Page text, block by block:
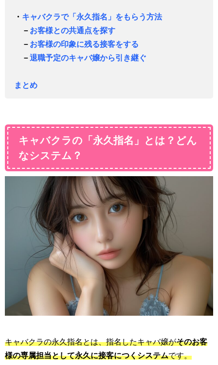
・ キャバクラで「永久指名」をもらう方法
－ お客様との共通点を探す
－ お客様の印象に残る接客をする
－退職予定のキャバ嬢から引き継ぐ
まとめ
キャバクラの「永久指名」とは？どん
なシステム？
キャバクラの永久指名とは、指名したキャバ嬢がそのお客
様の専属担当として永久に接客につくシステムです。